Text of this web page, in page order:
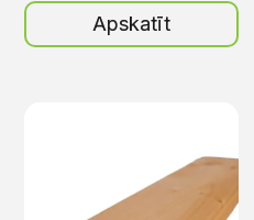
Apskatīt